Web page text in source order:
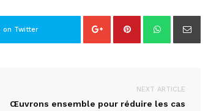
on Twitter
NEXT ARTICLE
Œuvrons ensemble pour réduire les cas